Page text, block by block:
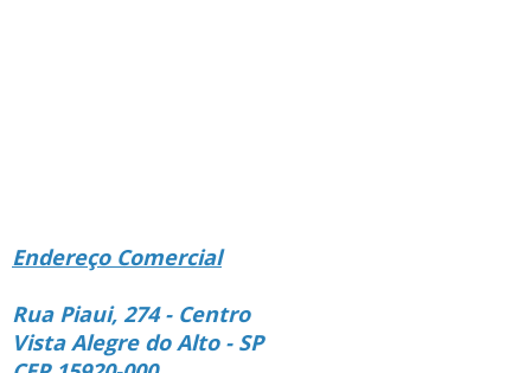
Endereço Comercial
Rua Piaui, 274 - Centro
Vista Alegre do Alto - SP